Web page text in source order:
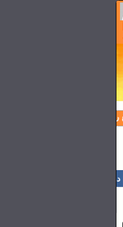
المغرب | شات المغرب للجوال